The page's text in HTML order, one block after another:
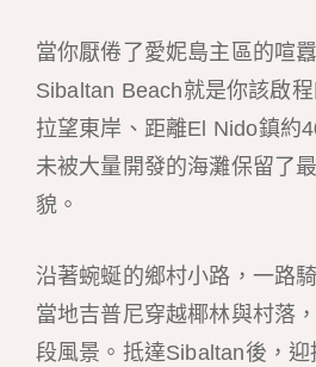
當你厭倦了愛妮島主區的喧
Sibaltan Beach就是你該啟
拉望東岸、距離El Nido鎮約
未被大量開發的海灘保留了
貌。
沿著蜿蜒的鄉村小路，一路
當地吉普尼穿越椰林與村落
段風景。抵達Sibaltan後，